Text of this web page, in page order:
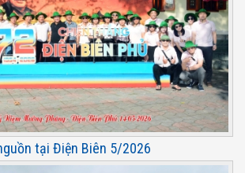
tại Điện Biên 5/2026